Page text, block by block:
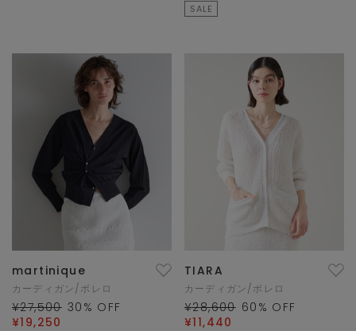
SALE
martinique
カーディガン/ボレロ
¥27,500 30 % OFF
¥19,250
TIARA
カーディガン/ボレロ
¥28,600 60 % OFF
¥11,440